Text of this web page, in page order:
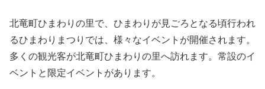
北竜町ひまわりの里で、ひまわりが見ごろとなる頃行われ
るひまわりまつりでは、様々なイベントが開催されます。
多くの観光客が北竜町ひまわりの里へ訪れます。常設のイ
ベントと限定イベントがあります。